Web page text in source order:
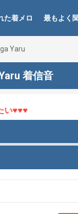
た着メロ 最もよく
Yaru
着信音